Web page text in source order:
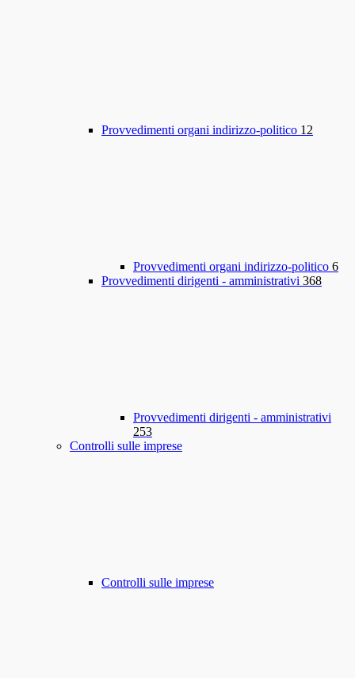
Provvedimenti organi indirizzo-politico 12
Provvedimenti organi indirizzo-politico 6
Provvedimenti dirigenti - amministrativi 368
Provvedimenti dirigenti - amministrativi
253
Controlli sulle imprese
Controlli sulle imprese